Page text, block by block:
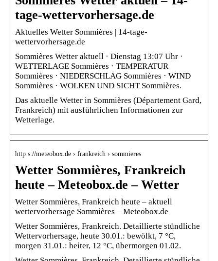
tage-wettervorhersage.de
Aktuelles Wetter Sommières | 14-tage-
wettervorhersage.de
Sommières Wetter aktuell · Dienstag 13:07 Uhr ·
WETTERLAGE Sommières · TEMPERATUR
Sommières · NIEDERSCHLAG Sommières · WIND
Sommières · WOLKEN UND SICHT Sommières.
Das aktuelle Wetter in Sommières (Département Gard,
Frankreich) mit ausführlichen Informationen zur
Wetterlage.
http s://meteobox.de › frankreich › sommieres
Wetter Sommières, Frankreich
heute – Meteobox.de – Wetter
Wetter Sommières, Frankreich heute – aktuell
wettervorhersage Sommières – Meteobox.de
Wetter Sommières, Frankreich. Detaillierte stündliche
Wettervorhersage, heute 30.01.: bewölkt, 7 °C,
morgen 31.01.: heiter, 12 °C, übermorgen 01.02.